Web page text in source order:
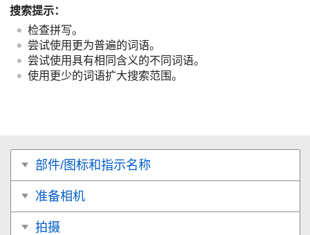
搜索提示：
检查拼写。
尝试使用更为普遍的词语。
尝试使用具有相同含义的不同词语。
使用更少的词语扩大搜索范围。
部件/图标和指示名称
准备相机
拍摄